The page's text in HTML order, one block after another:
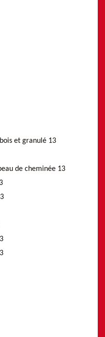
et granulé 13
de cheminée 13